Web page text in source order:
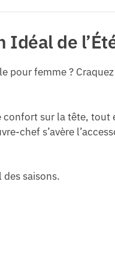
Idéal de
pour femme ?
confort sur la tête, tout
chef s’avère
saisons.